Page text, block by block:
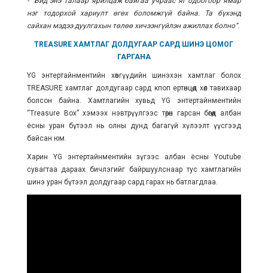
нэг тодорхой хариулт өгөх боломжгүй байна. Та бүхэнд
сайхан мэдээ дуулгахын төлөө хичээнгүйлэн ажиллах болно”.
TREASURE ХАМТЛАГ ДОЛДУГААР САРД ШИНЭ ЦОМОГ
ГАРГАНА
YG энтертайнментийн хөвгүүдийн шинэхэн хамтлаг болох
TREASURE хамтлаг долдугаар сард кпоп ертөнцөд хөл тавихаар
болсон байна. Хамтлагийн хувьд YG энтертайнментийн
“Treasure Box” хэмээх нэвтрүүлгээс төрөн гарсан бөгөөд албан
ёсны уран бүтээл нь олны дунд багагүй хүлээлт үүсгээд
байсан юм.
Харин YG энтертайнментийн зүгээс албан ёсны Youtube
сувагтаа дараах бичлэгийг байршуулснаар тус хамтлагийн
шинэ уран бүтээл долдугаар сард гарах нь батлагдлаа.